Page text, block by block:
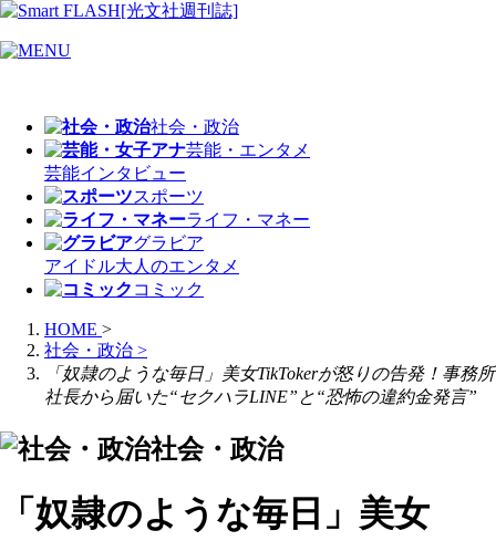
社会・政治
芸能・エンタメ
芸能インタビュー
スポーツ
ライフ・マネー
グラビア
アイドル大人のエンタメ
コミック
HOME >
社会・政治 >
「奴隷のような毎日」美女TikTokerが怒りの告発！事務所
社長から届いた“セクハラLINE”と“恐怖の違約金発言”
社会・政治
「奴隷のような毎日」美女